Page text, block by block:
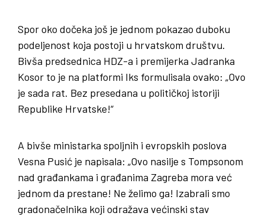
Spor oko dočeka još je jednom pokazao duboku
podeljenost koja postoji u hrvatskom društvu.
Bivša predsednica HDZ-a i premijerka Jadranka
Kosor to je na platformi Iks formulisala ovako: „Ovo
je sada rat. Bez presedana u političkoj istoriji
Republike Hrvatske!“
A bivše ministarka spoljnih i evropskih poslova
Vesna Pusić je napisala: „Ovo nasilje s Tompsonom
nad građankama i građanima Zagreba mora već
jednom da prestane! Ne želimo ga! Izabrali smo
gradonačelnika koji odražava većinski stav